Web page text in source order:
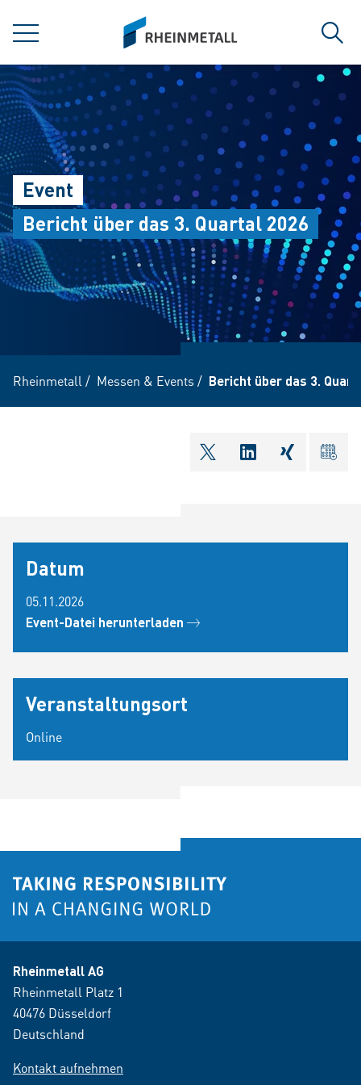
MENÜ
siteLogo
Event
Bericht über das 3. Quartal 2026
Rheinmetall / Messen & Events / Bericht über das 3.
shareOntwitter ical
Datum
05.11.2026
Event-Datei herunterladen
Veranstaltungsort
Online
Rheinmetall AG
Rheinmetall Platz 1
40476 Düsseldorf
Deutschland
Kontakt aufnehmen